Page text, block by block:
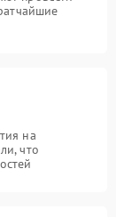
на
что